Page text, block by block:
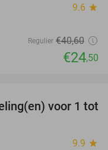
9.6 star
Regulier €40,60
€24,50
55%
voor 1 tot
9.9 star